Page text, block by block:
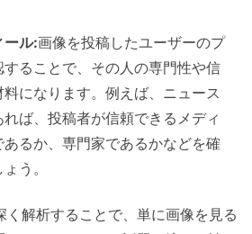
ール:画像を投稿したユーザーのプ
することで、その人の専門性や信
になります。例えば、ニュース
ば、投稿者が信頼できるメディ
るか、専門家であるかなどを確
う。
く解析することで、単に画像を見る